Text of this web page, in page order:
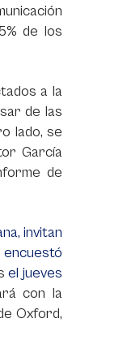
de los
a la
de las
lado, se
García
de
invitan
encuestó
el jueves
con la
Oxford,